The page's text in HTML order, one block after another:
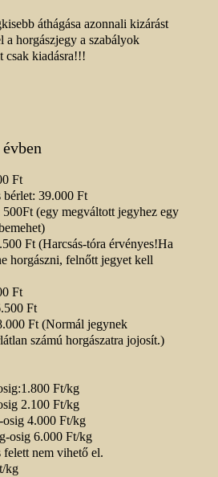
áthágása azonnali kizárást
a horgászjegy a szabályok
csak kiadásra!!!
Ft
bérlet: 39.000 Ft
(egy megváltott jegyhez egy
Ft (Harcsás-tóra érvényes!Ha
horgászni, felnőtt jegyet kell
Ft
Ft
Ft (Normál jegynek
számú horgászatra jojosít.)
Ft/kg
2.100 Ft/kg
4.000 Ft/kg
osig 6.000 Ft/kg
nem vihető el.
kg